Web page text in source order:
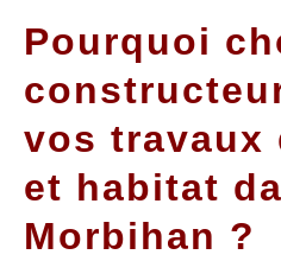
Pourquoi
vos travaux
et habitat
Morbihan ?